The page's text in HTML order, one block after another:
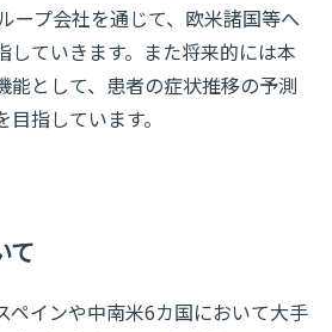
ープ会社を通じて、欧米諸国等へ
していきます。また将来的には本
能として、患者の症状推移の予測
指しています。
て
ペインや中南米6カ国において大手